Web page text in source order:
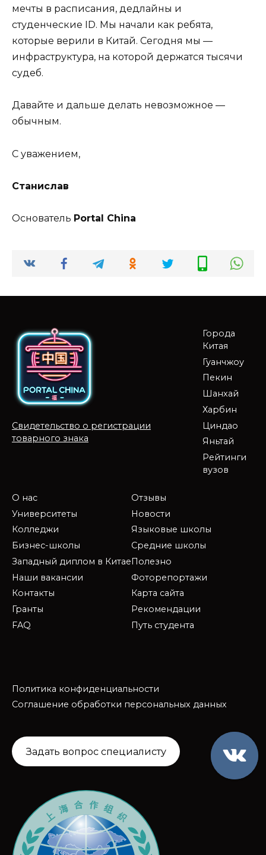
мечты в расписания, дедлайны и
студенческие ID. Мы начали как ребята,
которые верили в Китай. Сегодня мы —
инфраструктура, на которой держатся тысячи
судеб.
Давайте и дальше делать невозможное —
обычным.
С уважением,
Станислав
Основатель Portal China
Свидетельство о регистрации
товарного знака
Города
Китая
Гуанчжоу
Пекин
Шанхай
Харбин
Циндао
Яньтай
Рейтинги
вузов
О нас
Университеты
Колледжи
Бизнес-школы
Западный диплом в Китае
Наши вакансии
Контакты
Гранты
FAQ
Отзывы
Новости
Языковые школы
Средние школы
Полезно
Фоторепортажи
Карта сайта
Рекомендации
Путь студента
Политика конфиденциальности
Соглашение обработки персональных данных
Задать вопрос специалисту